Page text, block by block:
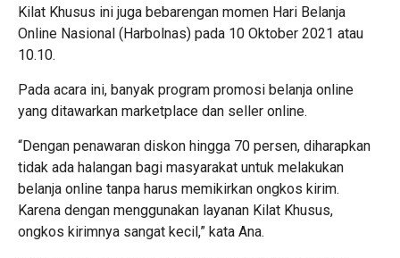
Kilat Khusus ini juga bebarengan momen Hari Belanja
Online Nasional (Harbolnas) pada 10 Oktober 2021 atau
10.10.
Pada acara ini, banyak program promosi belanja online
yang ditawarkan marketplace dan seller online.
“Dengan penawaran diskon hingga 70 persen, diharapkan
tidak ada halangan bagi masyarakat untuk melakukan
belanja online tanpa harus memikirkan ongkos kirim.
Karena dengan menggunakan layanan Kilat Khusus,
ongkos kirimnya sangat kecil,” kata Ana.